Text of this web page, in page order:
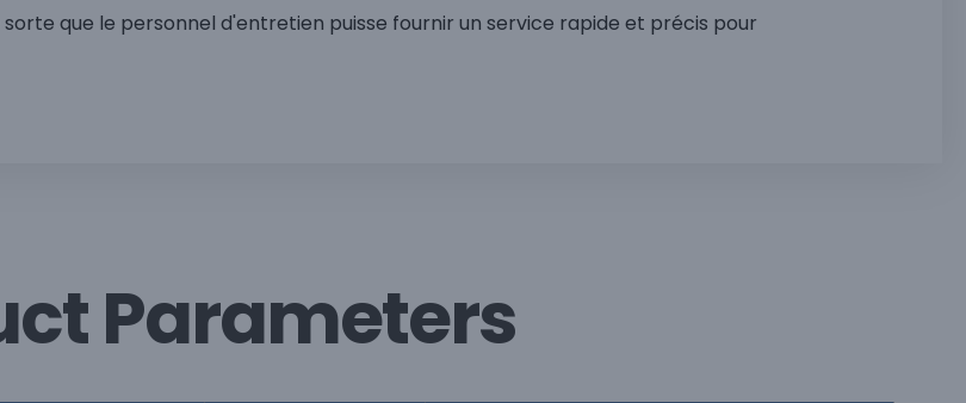
que le personnel d'entretien puisse fournir un service rapide et précis pour
Parameters